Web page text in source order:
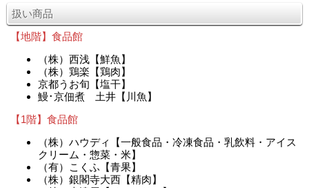
扱い商品
【地階】食品館
（株）西浅【鮮魚】
（株）鶏楽【鶏肉】
京都うお旬【塩干】
鰻･京佃煮 土井【川魚】
【1階】食品館
（株）ハウディ【一般食品・冷凍食品・乳飲料・アイス
クリーム・惣菜・米】
（有）こくふ【青果】
（株）銀閣寺大西【精肉】